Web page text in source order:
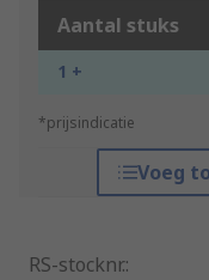
Aantal stuks
1 +
*prijsindicatie
Voeg
RS-stocknr.: